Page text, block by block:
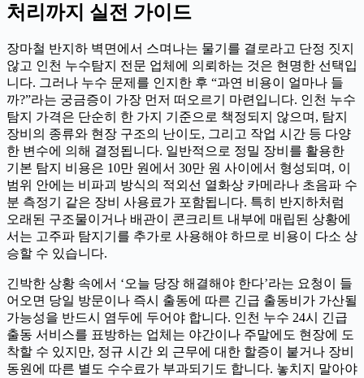
처리까지 실전 가이드
장마철 반지하 벽면에서 스며나는 물기를 결로라고 단정 짓지
않고 인천 누수탐지 전문 업체에 의뢰하는 것은 현명한 선택입
니다. 그러나 누수 문제를 인지한 후 “과연 비용이 얼마나 들
까?”라는 궁금증이 가장 먼저 떠오르기 마련입니다. 인천 누수
탐지 가격은 단순히 한 가지 기준으로 책정되지 않으며, 탐지
장비의 종류와 현장 구조의 난이도, 그리고 작업 시간 등 다양
한 변수에 의해 결정됩니다. 일반적으로 정밀 장비를 활용한
기본 탐지 비용은 10만 원에서 30만 원 사이에서 형성되며, 이
범위 안에는 비파괴 방식의 적외선 열화상 카메라나 초음파 수
분 측정기 같은 장비 사용료가 포함됩니다. 특히 반지하처럼
오래된 구조물이거나 배관이 콘크리트 내부에 매립된 상황에
서는 고주파 탐지기를 추가로 사용해야 하므로 비용이 다소 상
승할 수 있습니다.
긴박한 상황 속에서 ‘오늘 당장 해결해야 한다’라는 요청이 들
어오면 당일 방문이나 즉시 출동에 따른 긴급 출동비가 가산될
가능성을 반드시 염두에 두어야 합니다. 인천 누수 24시 긴급
출동 서비스를 표방하는 업체는 야간이나 주말에도 현장에 도
착할 수 있지만, 정규 시간 외 근무에 대한 할증이 붙거나 장비
동원에 따른 별도 수수료가 부과되기도 합니다. 놓치지 말아야